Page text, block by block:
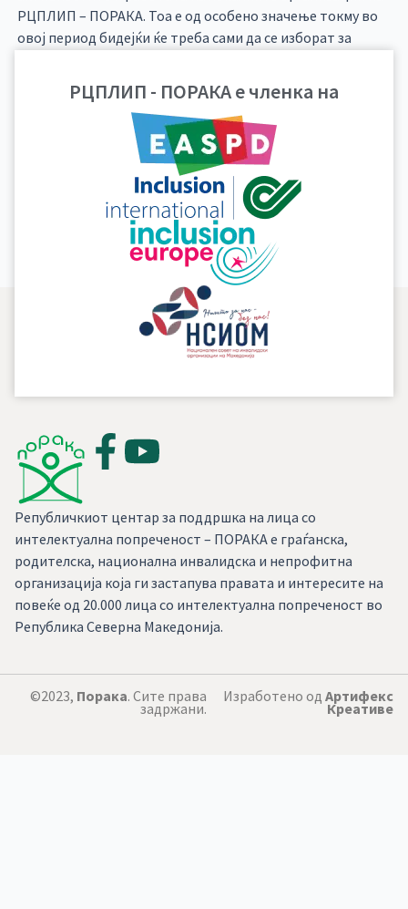
РЦПЛИП – ПОРАКА. Тоа е од особено значење токму во
овој период бидејќи ќе треба сами да се изборат за
власти и активно да придонесуваат за унапредување на
човековите права на лицата со интелектуална
попреченост во местото на живеење.
РЦПЛИП - ПОРАКА е членка на
Републичкиот центар за поддршка на лица со
интелектуална попреченост – ПОРАКА е граѓанска,
родителска, национална инвалидска и непрофитна
организација која ги застапува правата и интересите на
повеќе од 20.000 лица со интелектуална попреченост во
Република Северна Македонија.
©2023, Порака. Сите права
задржани.
Изработено од Артифекс
Креативе